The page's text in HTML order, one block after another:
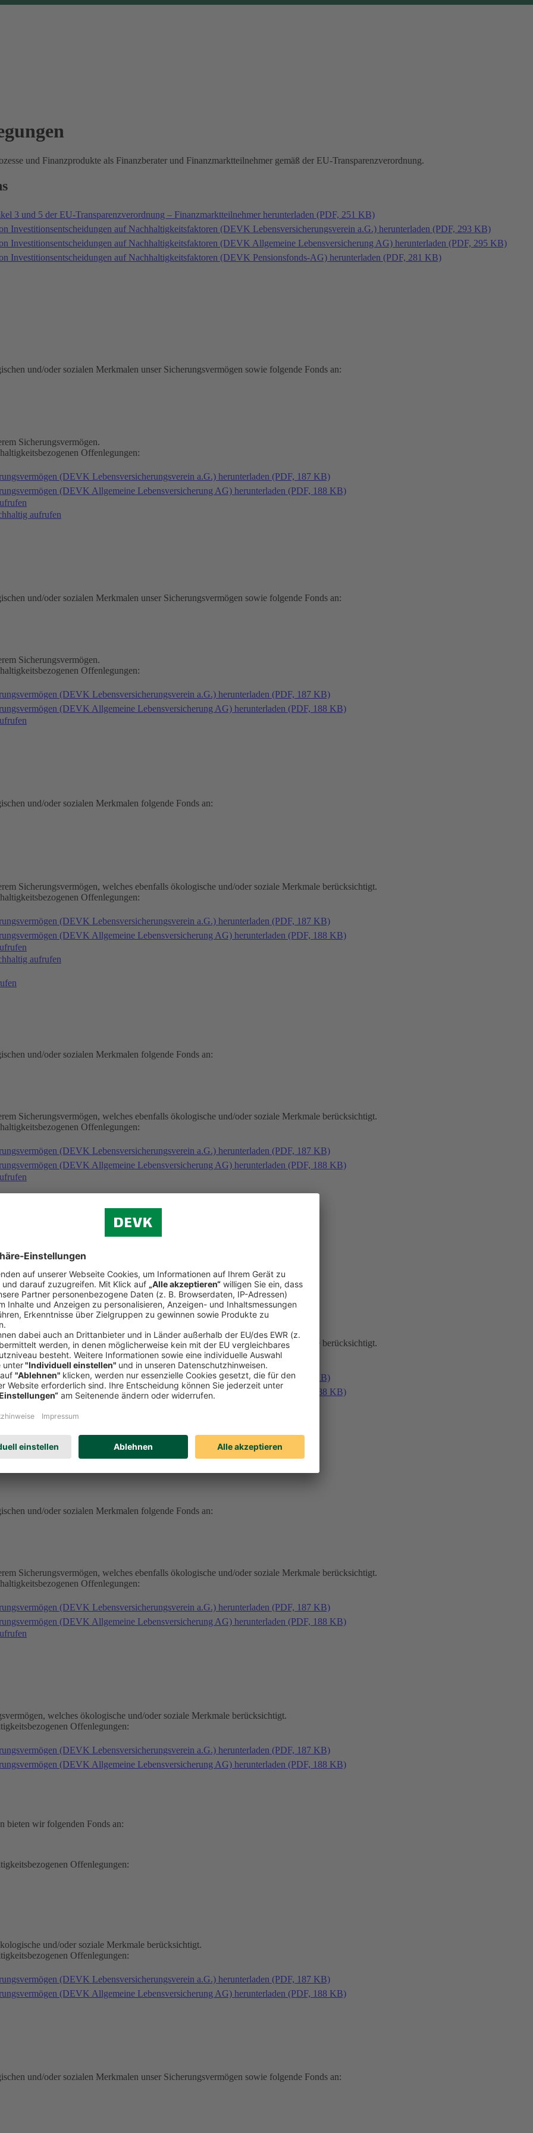
und Finanzprodukte als Finanzberater und Finanzmarktteilnehmer gemäß der EU-Transparenzverordnung.
3 und 5 der EU-Transparenzverordnung – Finanzmarktteilnehmer herunterladen (PDF, 251 KB)
Investitionsentscheidungen auf Nachhaltigkeitsfaktoren (DEVK Lebensversicherungsverein a.G.) herunterladen (PDF, 293 KB)
Investitionsentscheidungen auf Nachhaltigkeitsfaktoren (DEVK Allgemeine Lebensversicherung AG) herunterladen (PDF, 295 KB)
Investitionsentscheidungen auf Nachhaltigkeitsfaktoren (DEVK Pensionsfonds-AG) herunterladen (PDF, 281 KB)
und/oder sozialen Merkmalen unser Sicherungsvermögen sowie folgende Fonds an:
Sicherungsvermögen.
Offenlegungen:
(DEVK Lebensversicherungsverein a.G.) herunterladen (PDF, 187 KB)
(DEVK Allgemeine Lebensversicherung AG) herunterladen (PDF, 188 KB)
aufrufen
und/oder sozialen Merkmalen unser Sicherungsvermögen sowie folgende Fonds an:
Sicherungsvermögen.
Offenlegungen:
(DEVK Lebensversicherungsverein a.G.) herunterladen (PDF, 187 KB)
(DEVK Allgemeine Lebensversicherung AG) herunterladen (PDF, 188 KB)
und/oder sozialen Merkmalen folgende Fonds an:
Sicherungsvermögen, welches ebenfalls ökologische und/oder soziale Merkmale berücksichtigt.
Offenlegungen:
(DEVK Lebensversicherungsverein a.G.) herunterladen (PDF, 187 KB)
(DEVK Allgemeine Lebensversicherung AG) herunterladen (PDF, 188 KB)
aufrufen
und/oder sozialen Merkmalen folgende Fonds an:
Sicherungsvermögen, welches ebenfalls ökologische und/oder soziale Merkmale berücksichtigt.
Offenlegungen:
(DEVK Lebensversicherungsverein a.G.) herunterladen (PDF, 187 KB)
(DEVK Allgemeine Lebensversicherung AG) herunterladen (PDF, 188 KB)
und/oder sozialen Merkmalen folgende Fonds an:
Sicherungsvermögen, welches ebenfalls ökologische und/oder soziale Merkmale berücksichtigt.
Offenlegungen:
(DEVK Lebensversicherungsverein a.G.) herunterladen (PDF, 187 KB)
(DEVK Allgemeine Lebensversicherung AG) herunterladen (PDF, 188 KB)
aufrufen
und/oder sozialen Merkmalen folgende Fonds an:
Sicherungsvermögen, welches ebenfalls ökologische und/oder soziale Merkmale berücksichtigt.
Offenlegungen:
(DEVK Lebensversicherungsverein a.G.) herunterladen (PDF, 187 KB)
(DEVK Allgemeine Lebensversicherung AG) herunterladen (PDF, 188 KB)
welches ökologische und/oder soziale Merkmale berücksichtigt.
Offenlegungen:
(DEVK Lebensversicherungsverein a.G.) herunterladen (PDF, 187 KB)
(DEVK Allgemeine Lebensversicherung AG) herunterladen (PDF, 188 KB)
bieten wir folgenden Fonds an:
Offenlegungen:
und/oder soziale Merkmale berücksichtigt.
Offenlegungen:
(DEVK Lebensversicherungsverein a.G.) herunterladen (PDF, 187 KB)
(DEVK Allgemeine Lebensversicherung AG) herunterladen (PDF, 188 KB)
und/oder sozialen Merkmalen unser Sicherungsvermögen sowie folgende Fonds an: